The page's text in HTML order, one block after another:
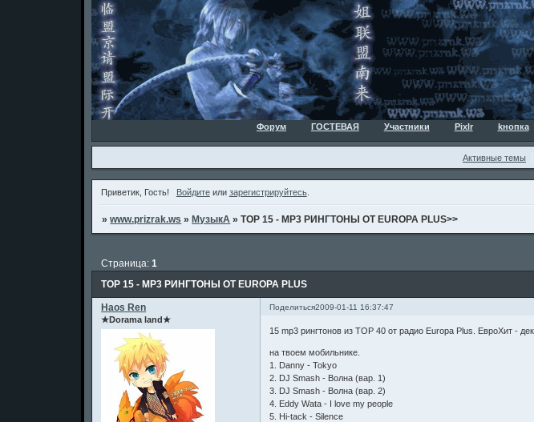
Форум ГОСТЕВАЯ Участники Pixlr kнопка
Активные темы
Приветик, Гость! Войдитеили зарегистрируйтесь.
»www.prizrak.ws » МузыкА »TOP 15 - MP3 РИНГТОНЫ ОТ EUROPA PLUS>>
TOP 15 - MP3 РИНГТОНЫ ОТ EUROPA PLUS
Страница:1
Поделиться2009-01-11 16:37:47
Haos Ren
★Dorama land★
15 mp3 рингтонов из ТОР 40 от радио Europa Plus. ЕвроХит -
на твоем мобильнике.
1. Danny - Tokyo
2. DJ Smash - Волна (вар. 1)
3. DJ Smash - Волна (вар. 2)
4. Eddy Wata - I love my people
5. Hi-tack - Silence